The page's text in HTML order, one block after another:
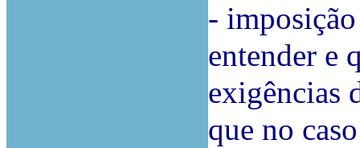
-
entender e
exigências
que no